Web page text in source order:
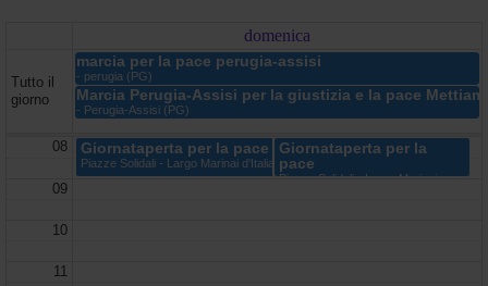
domenica
Tutto il
giorno
marcia per la pace perugia-assisi
- perugia (PG)
Marcia Perugia-Assisi per la giustizia e la pace
- Perugia-Assisi (PG)
08
09
10
11
Giornataperta per la pace
Piazze Solidali - Largo Marinai d'Italia - Milano (MI)
Giornataperta per la
pace
Piazze Solidali - Largo Marinai